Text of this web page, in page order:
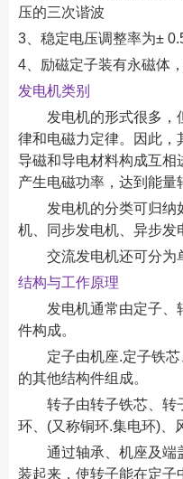
压的三次谐波
3、稳定电压调整率为±
4、励磁定子装有永磁体
发电机类别
发电机的形式很多，
律和电磁力定律。因此，
导磁和导电材料构成互相
产生电磁功率，达到能量
发电机的分类可归纳
机、同步发电机、异步发
交流发电机还可分为单
结构与工作原理
发电机通常由定子、
件构成。
定子由机座.定子铁芯
的其他结构件组成。
转子由转子铁芯、转
环、(又称铜环.集电环)、
通过轴承、机座及端
装起来，使转子能在定子